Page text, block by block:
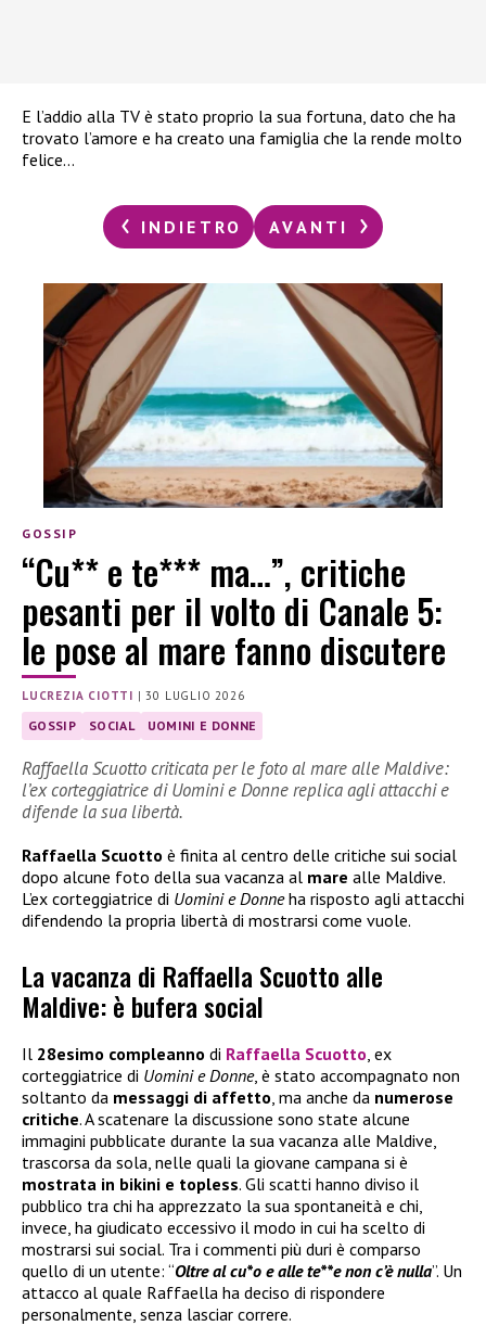
E l’addio alla TV è stato proprio la sua fortuna, dato che ha
trovato l’amore e ha creato una famiglia che la rende molto
felice…
INDIETRO AVANTI
GOSSIP
“Cu** e te*** ma…”, critiche
pesanti per il volto di Canale 5:
le pose al mare fanno discutere
LUCREZIA CIOTTI |30 LUGLIO 2026
GOSSIP SOCIAL UOMINI E DONNE
Raffaella Scuotto criticata per le foto al mare alle Maldive:
l’ex corteggiatrice di Uomini e Donne replica agli attacchi e
difende la sua libertà.
Raffaella Scuotto è finita al centro delle critiche sui social
dopo alcune foto della sua vacanza al mare alle Maldive.
L’ex corteggiatrice di Uomini e Donneha risposto agli attacchi
difendendo la propria libertà di mostrarsi come vuole.
La vacanza di Raffaella Scuotto alle
Maldive: è bufera social
Il 28esimo compleanno di Raffaella Scuotto , ex
corteggiatrice di Uomini e Donne, è stato accompagnato non
soltanto da messaggi di affetto , ma anche da numerose
critiche. A scatenare la discussione sono state alcune
immagini pubblicate durante la sua vacanza alle Maldive,
trascorsa da sola, nelle quali la giovane campana si è
mostrata in bikini e topless. Gli scatti hanno diviso il
pubblico tra chi ha apprezzato la sua spontaneità e chi,
invece, ha giudicato eccessivo il modo in cui ha scelto di
mostrarsi sui social. Tra i commenti più duri è comparso
quello di un utente: “Oltre al cu*o e alle te**e non c’è nulla”. Un
attacco al quale Raffaella ha deciso di rispondere
personalmente, senza lasciar correre.